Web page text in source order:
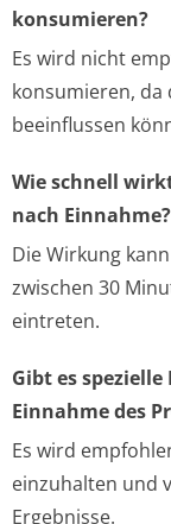
konsumieren?
Es wird nicht
konsumieren, da
beeinflussen
Wie schnell
nach Einnahme?
Die Wirkung
zwischen 30
eintreten.
Gibt es
Einnahme des
Es wird
einzuhalten und
Ergebnisse.